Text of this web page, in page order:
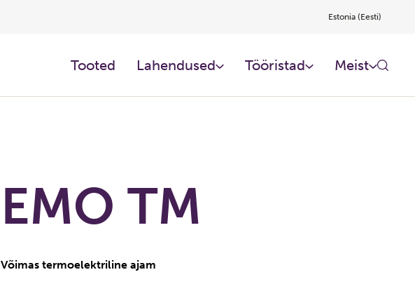
Estonia (Eesti)
Tooted Lahendused Tööristad Meist
EMO TM
Võimas termoelektriline ajam